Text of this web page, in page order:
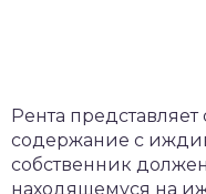
Рента
содержание с
собственник
находящемуся на